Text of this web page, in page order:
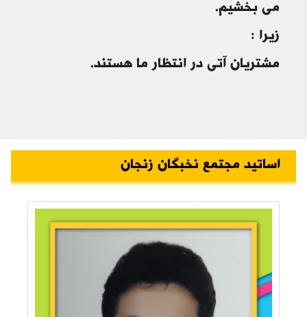
می بخشیم.
زیرا :
مشتریان آتی در انتظار ما هستند.
اساتید مجتمع نخبگان زنجان